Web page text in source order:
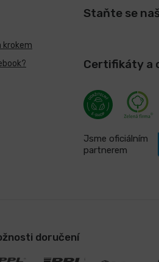
krokem
Staňte se
Certifikáty a
Jsme oficiálním
partnerem
doručení